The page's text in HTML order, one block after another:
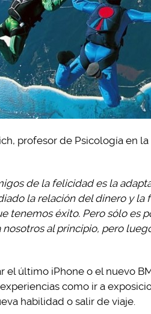
profesor de Psicología en
de la felicidad es la
la relación del dinero y la
tenemos éxito. Pero sólo es
al principio, pero
el último iPhone o el nuevo
como ir a
habilidad o salir de viaje.